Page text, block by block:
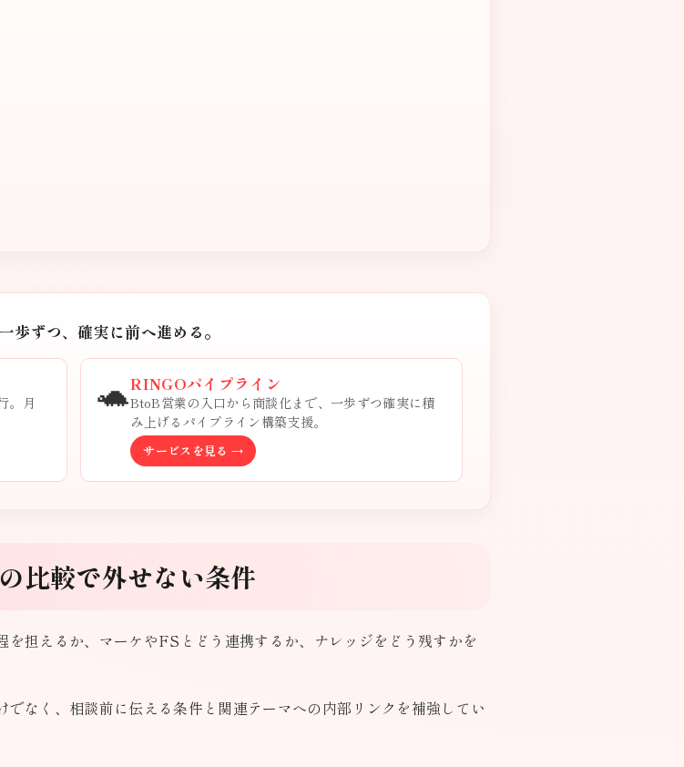
歩ずつ、確実に前へ進める。
。月
🐢RINGOパイプライン
BtoB営業の入口から商談化まで、一歩ずつ確実に積
み上げるパイプライン構築支援。
サービスを見る →
比較で外せない条件
担えるか、マーケやFSとどう連携するか、ナレッジをどう残すかを
なく、相談前に伝える条件と関連テーマへの内部リンクを補強してい